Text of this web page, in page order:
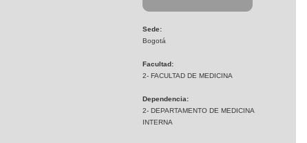
Sede:
Bogotá
Facultad:
2- FACULTAD DE MEDICINA
Dependencia:
2- DEPARTAMENTO DE MEDICINA
INTERNA